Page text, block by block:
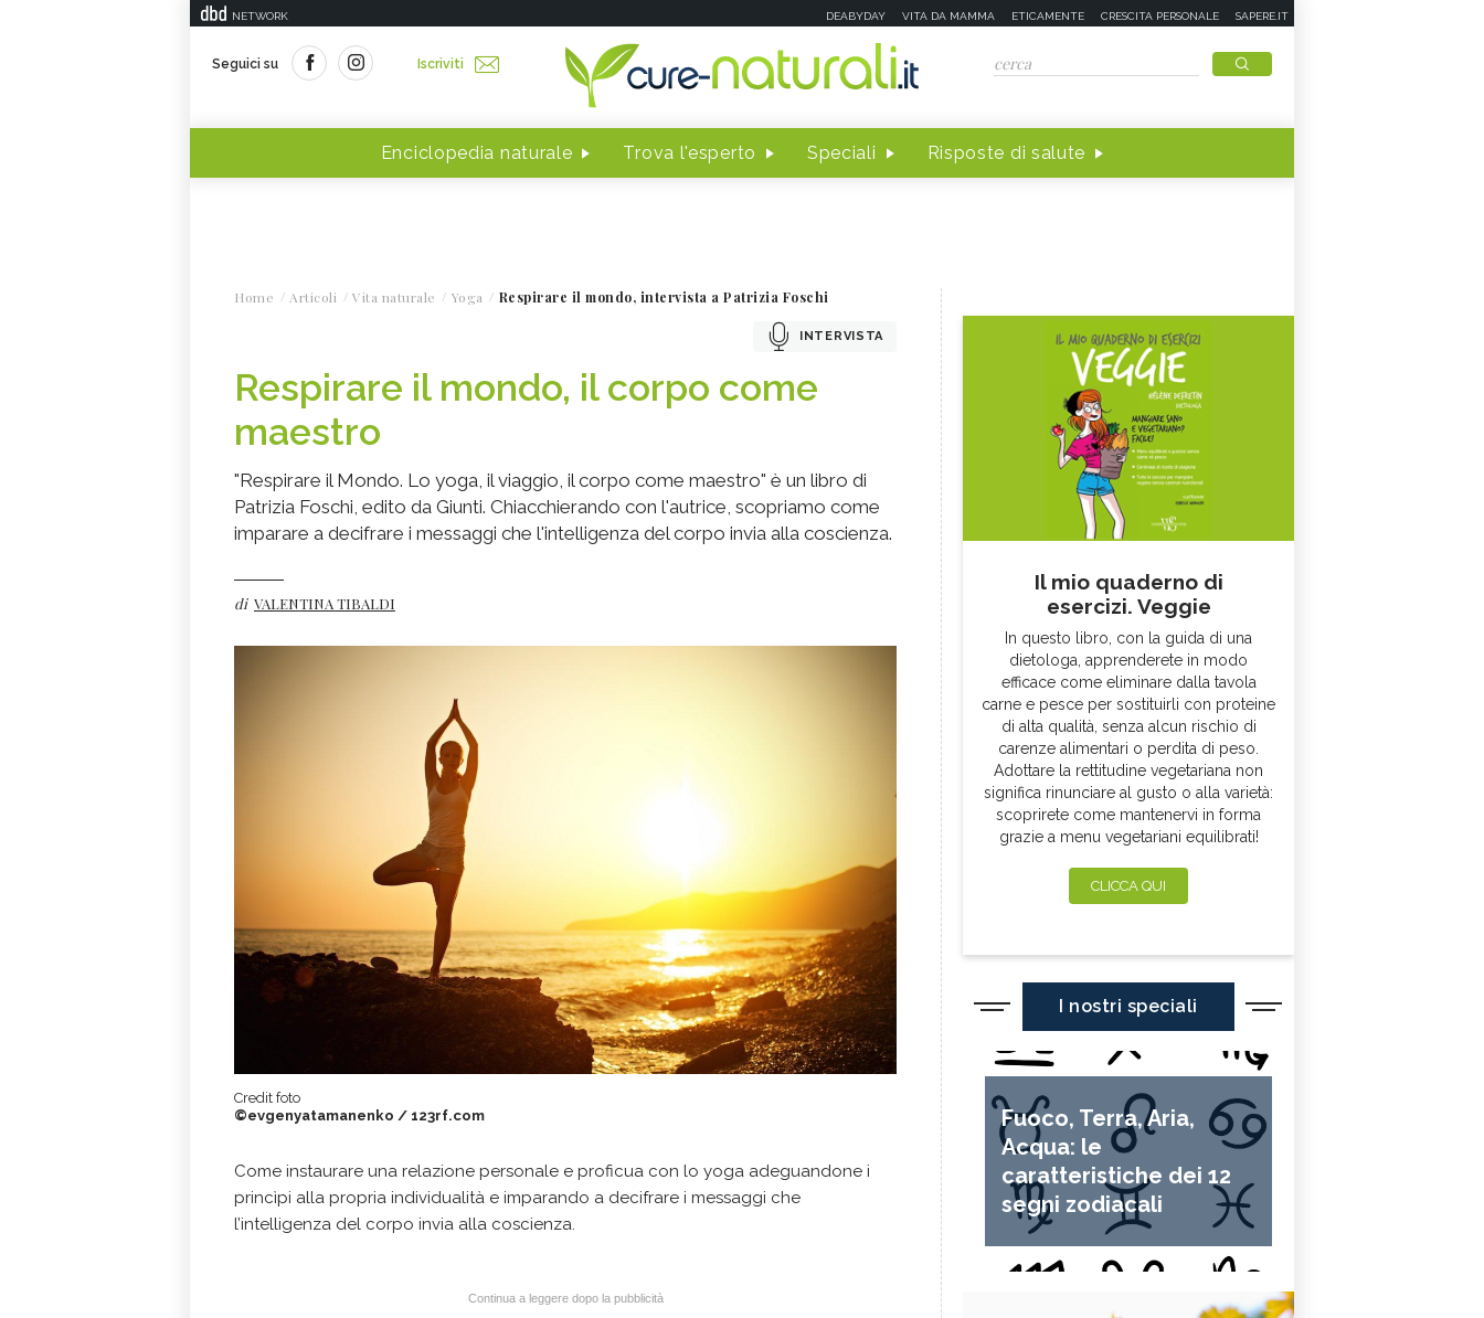
NETWORK DEABYDAY VITA DA MAMMA ETICAMENTE CRESCITA PERSONALE SAPERE.IT
Seguici su Iscriviti
Enciclopedia naturale Trova l'esperto Speciali Risposte di salute
Home Articoli Vita naturale Yoga Respirare il mondo, intervista a Patrizia Foschi
INTERVISTA
Respirare il mondo, il corpo come
maestro
"Respirare il Mondo. Lo yoga, il viaggio, il corpo come maestro" è un libro di
Patrizia Foschi, edito da Giunti. Chiacchierando con l'autrice, scopriamo come
imparare a decifrare i messaggi che l'intelligenza del corpo invia alla coscienza.
di VALENTINA TIBALDI
Credit foto
©evgenyatamanenko / 123rf.com
Come instaurare una relazione personale e proficua con lo yoga adeguandone i
princìpi alla propria individualità e imparando a decifrare i messaggi che
l’intelligenza del corpo invia alla coscienza.
Continua a leggere dopo la pubblicità
Il mio quaderno di
esercizi. Veggie
In questo libro, con la guida di una
dietologa, apprenderete in modo
efficace come eliminare dalla tavola
carne e pesce per sostituirli con proteine
di alta qualità, senza alcun rischio di
carenze alimentari o perdita di peso.
Adottare la rettitudine vegetariana non
significa rinunciare al gusto o alla varietà:
scoprirete come mantenervi in forma
grazie a menu vegetariani equilibrati!
CLICCA QUI
I nostri speciali
Fuoco, Terra, Aria,
Acqua: le
caratteristiche dei 12
segni zodiacali